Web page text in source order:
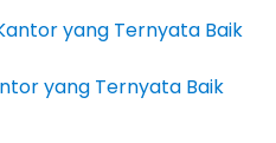
yang Ternyata Baik